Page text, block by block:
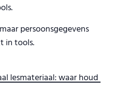
persoonsgegevens
in tools.
lesmateriaal: waar houd